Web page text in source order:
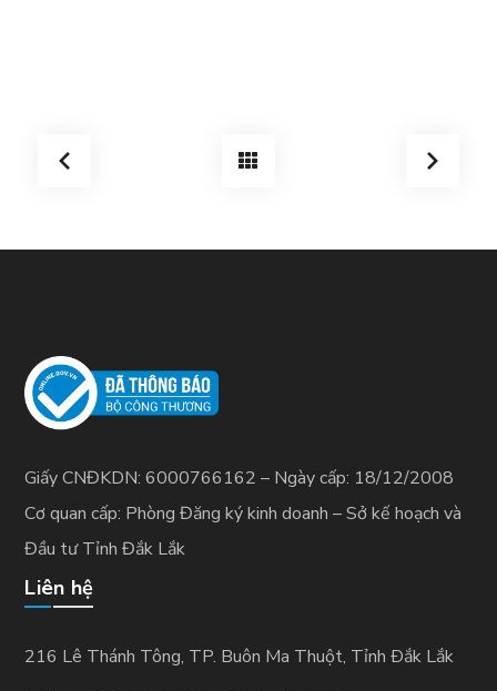
Giấy CNĐKDN: 6000766162 – Ngày cấp: 18/12/2008
Cơ quan cấp: Phòng Đăng ký kinh doanh – Sở kế hoạch và
Đầu tư Tỉnh Đắk Lắk
Liên hệ
216 Lê Thánh Tông, TP. Buôn Ma Thuột, Tỉnh Ðắk Lắk